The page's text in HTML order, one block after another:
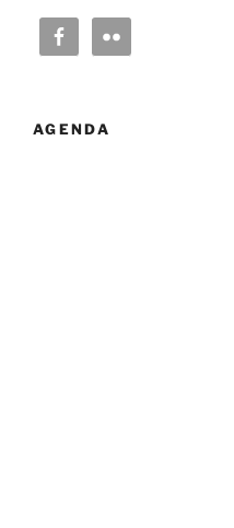
AGENDA